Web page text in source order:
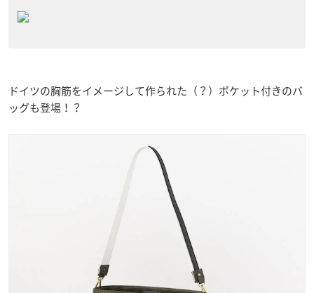
ドイツの胸筋をイメージして作られた（？）ポケット付きのバ
ッグも登場！？